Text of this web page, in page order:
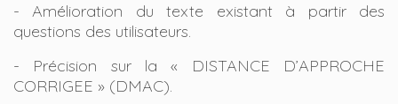
- Amélioration du texte existant à partir des
questions des utilisateurs.
- Précision sur la « DISTANCE D’APPROCHE
CORRIGEE » (DMAC).